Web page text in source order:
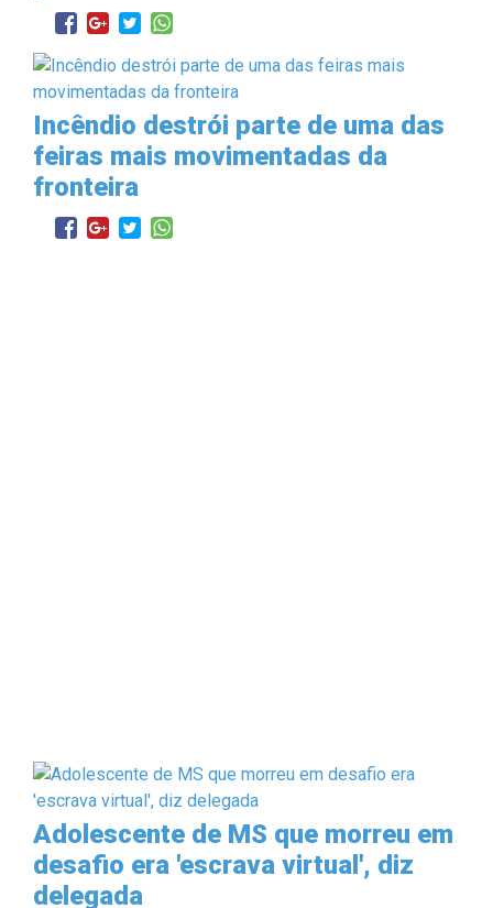
Incêndio destrói parte de uma das
feiras mais movimentadas da
fronteira
Adolescente de MS que morreu em
desafio era 'escrava virtual', diz
delegada